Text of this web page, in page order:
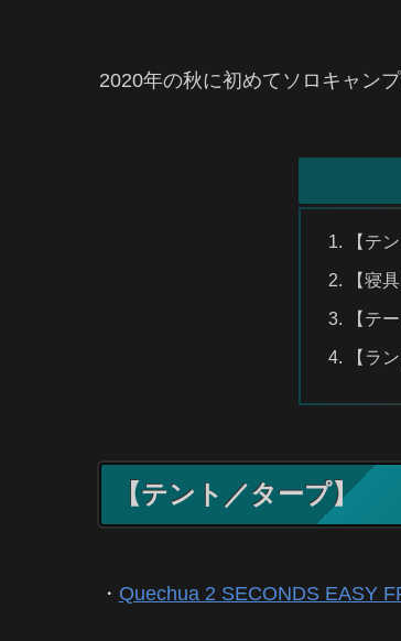
2020年の秋に初めてソロキャン
【テ
【寝具
【テ
【ラ
【テント／タープ】
・ Quechua 2 SECONDS EASY